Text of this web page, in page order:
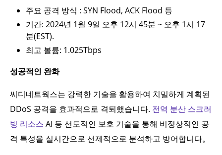
주요 공격 방식 : SYN Flood, ACK Flood 등
기간: 2024년 1월 9일 오후 12시 45분 ~ 오후 1시 17
분(EST).
최고 볼륨: 1.025Tbps
성공적인 완화
씨디네트웍스는 강력한 기술을 활용하여 치밀하게 계획된
DDoS 공격을 효과적으로 격퇴했습니다. 전역 분산 스크러
빙 리소스 AI 등 선도적인 보호 기술을 통해 비정상적인 공
격 특성을 실시간으로 선제적으로 분석하고 방어합니다。